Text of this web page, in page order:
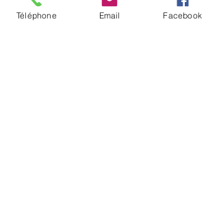
Téléphone Email Facebook